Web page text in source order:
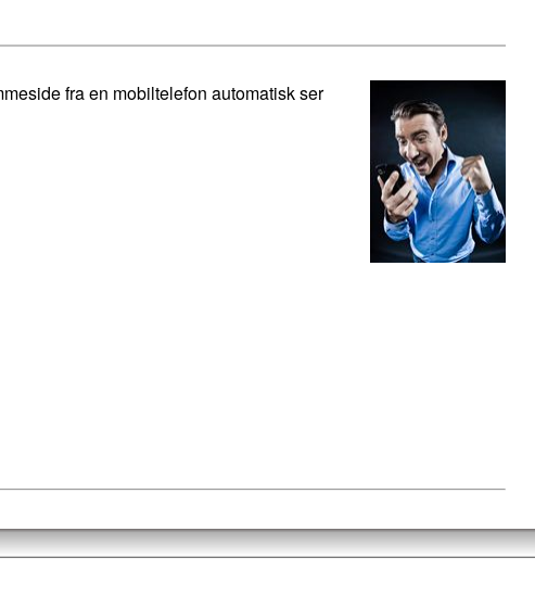
fra en mobiltelefon automatisk ser